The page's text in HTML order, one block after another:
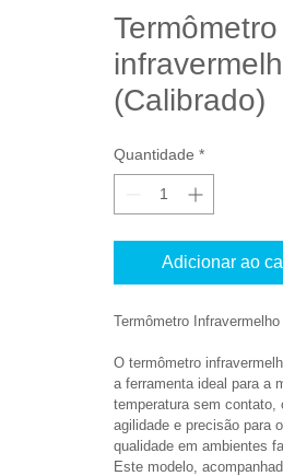
Termômetro
(Calibrado)
Quantidade *
Adicionar ao
Termômetro
O termômetro
a ferramenta ideal para a
temperatura sem contato,
agilidade e precisão para
qualidade em ambientes
Este modelo,